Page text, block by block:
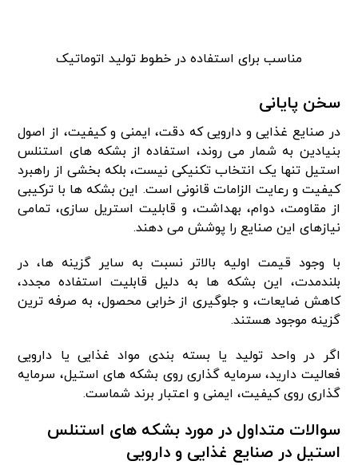
مناسب برای استفاده در خطوط تولید اتوماتیک
سخن پایانی
در صنایع غذایی و دارویی که دقت، ایمنی و کیفیت، از اصول
بنیادین به شمار می روند، استفاده از بشکه های استنلس
استیل تنها یک انتخاب تکنیکی نیست، بلکه بخشی از راهبرد
کیفیت و رعایت الزامات قانونی است. این بشکه ها با ترکیبی
از مقاومت، دوام، بهداشت، و قابلیت استریل سازی، تمامی
نیازهای این صنایع را پوشش می دهند.
با وجود قیمت اولیه بالاتر نسبت به سایر گزینه ها، در
بلندمدت، این بشکه ها به دلیل قابلیت استفاده مجدد،
کاهش ضایعات، و جلوگیری از خرابی محصول، به صرفه ترین
گزینه موجود هستند.
اگر در واحد تولید یا بسته بندی مواد غذایی یا دارویی
فعالیت دارید، سرمایه گذاری روی بشکه های استیل، سرمایه
گذاری روی کیفیت، ایمنی و اعتبار برند شماست.
سوالات متداول در مورد بشکه های استنلس
استیل در صنایع غذایی و دارویی